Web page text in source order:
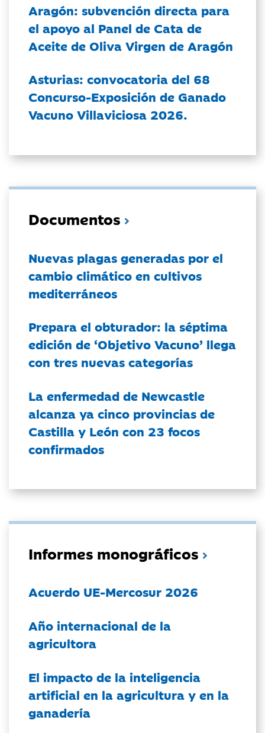
Aragón: subvención directa para
el apoyo al Panel de Cata de
Aceite de Oliva Virgen de Aragón
Asturias: convocatoria del 68
Concurso-Exposición de Ganado
Vacuno Villaviciosa 2026.
Documentos
Nuevas plagas generadas por el
cambio climático en cultivos
mediterráneos
Prepara el obturador: la séptima
edición de ‘Objetivo Vacuno’ llega
con tres nuevas categorías
La enfermedad de Newcastle
alcanza ya cinco provincias de
Castilla y León con 23 focos
confirmados
Informes monográficos
Acuerdo UE-Mercosur 2026
Año internacional de la
agricultora
El impacto de la inteligencia
artificial en la agricultura y en la
ganadería